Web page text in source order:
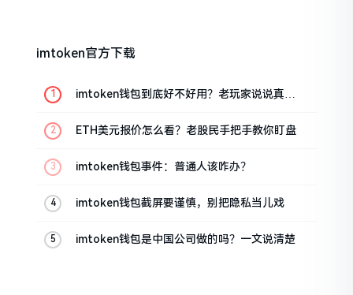
imtoken官方下载
imtoken钱包到底好不好用？老玩家说说真实
ETH美元报价怎么看？老股民手把手教你盯盘
imtoken钱包事件：普通人该咋办？
imtoken钱包截屏要谨慎，别把隐私当儿戏
imtoken钱包是中国公司做的吗？一文说清楚